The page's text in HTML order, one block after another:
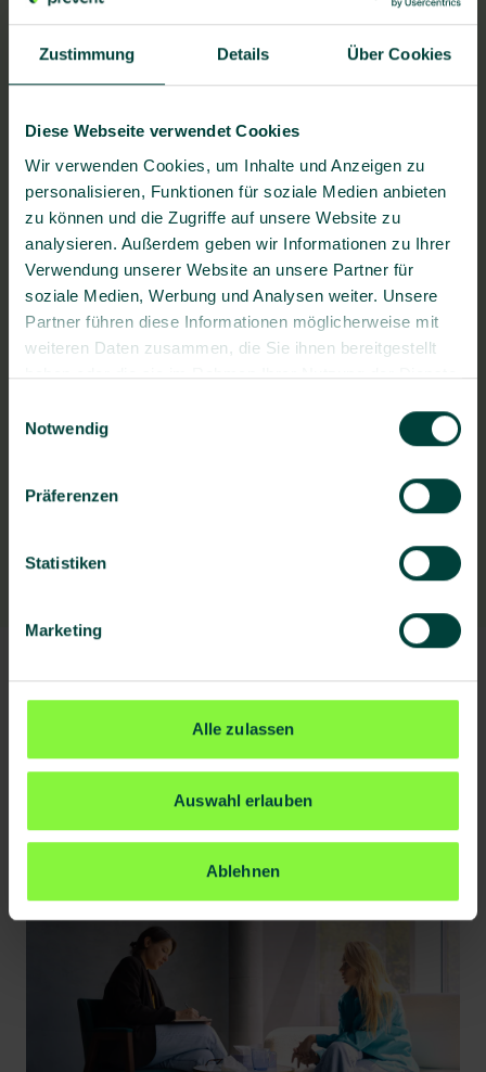
Zustimmung Details Über Cookies
Diese Webseite verwendet Cookies
Wir verwenden Cookies, um Inhalte und Anzeigen zu
personalisieren, Funktionen für soziale Medien anbieten
zu können und die Zugriffe auf unsere Website zu
analysieren. Außerdem geben wir Informationen zu Ihrer
Verwendung unserer Website an unsere Partner für
soziale Medien, Werbung und Analysen weiter. Unsere
Partner führen diese Informationen möglicherweise mit
weiteren Daten zusammen, die Sie ihnen bereitgestellt
haben oder die sie im Rahmen Ihrer Nutzung der Dienste
Notwendig
Präferenzen
Statistiken
Marketing
Alle zulassen
Auswahl erlauben
Ablehnen
BG prevent Gesundheitszentrum
Saarbrücken
Stengelstraße 1, 66117 Saarbrücken